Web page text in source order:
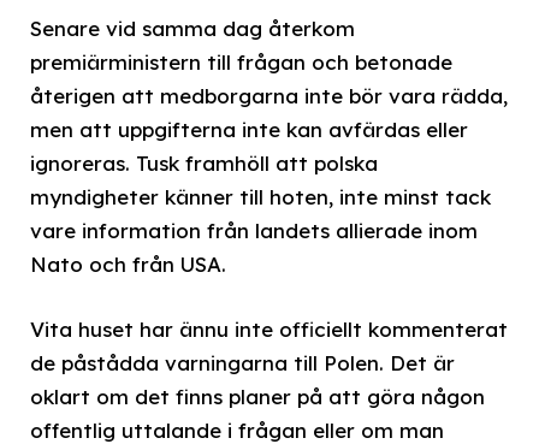
Senare vid samma dag återkom
premiärministern till frågan och betonade
återigen att medborgarna inte bör vara rädda,
men att uppgifterna inte kan avfärdas eller
ignoreras. Tusk framhöll att polska
myndigheter känner till hoten, inte minst tack
vare information från landets allierade inom
Nato och från USA.
Vita huset har ännu inte officiellt kommenterat
de påstådda varningarna till Polen. Det är
oklart om det finns planer på att göra någon
offentlig uttalande i frågan eller om man